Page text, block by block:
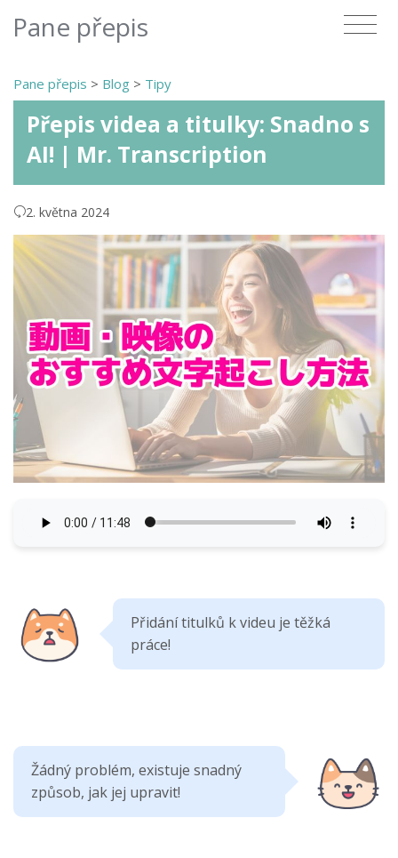
Pane přepis
Pane přepis > Blog > Tipy
Přepis videa a titulky: Snadno s
AI! | Mr. Transcription
2. května 2024
Přidání titulků k videu je těžká
práce!
Žádný problém, existuje snadný
způsob, jak jej upravit!